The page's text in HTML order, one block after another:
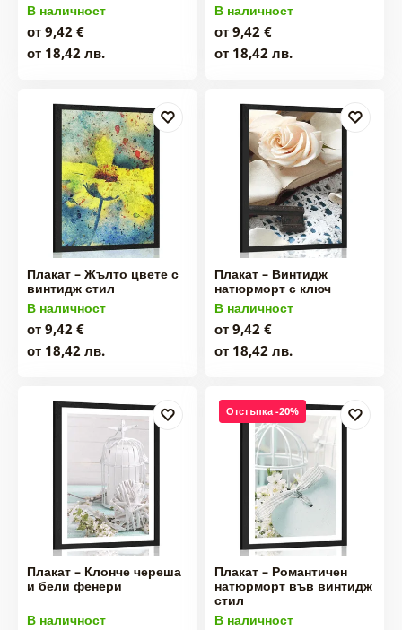
В наличност
от 9,42 €
от 18,42 лв.
В наличност
от 9,42 €
от 18,42 лв.
Плакат – Жълто цвете с
винтидж стил
В наличност
от 9,42 €
от 18,42 лв.
Плакат – Винтидж
натюрморт с ключ
В наличност
от 9,42 €
от 18,42 лв.
Плакат – Клонче череша
и бели фенери
В наличност
Отстъпка -20%
Плакат – Романтичен
натюрморт във винтидж
стил
В наличност